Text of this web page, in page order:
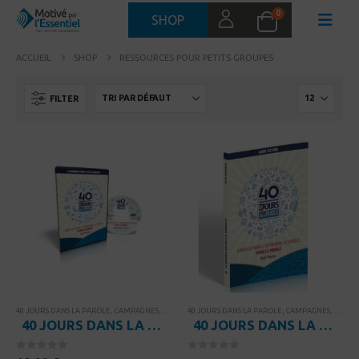
SHOP 0
ACCUEIL SHOP RESSOURCES POUR PETITS GROUPES
FILTER
40 JOURS DANS LA PAROLE CAMPAGNES RESSOURCES POUR PETITS GROUPES,THÈMES
40 JOURS DANS LA PAROLE – 6 sessions vidéos pour petits groupes
40 JOURS DANS LA PAROLE CAMPAGNES
40 JOURS DANS LA PAROLE – Guide d’étude